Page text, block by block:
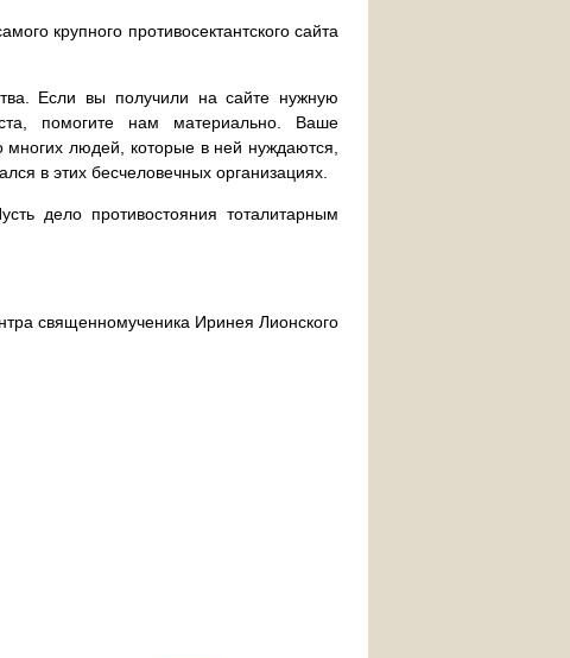
крупного противосектантского сайта
Если вы получили на сайте нужную
помогите нам материально. Ваше
людей, которые в ней нуждаются,
в этих бесчеловечных организациях.
дело противостояния тоталитарным
священномученика Иринея Лионского